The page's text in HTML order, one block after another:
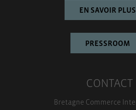
EN SAVOIR PLUS
PRESSROOM
CONTACT
Bretagne Commerce